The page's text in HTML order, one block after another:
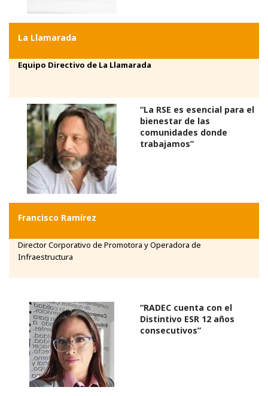
La Llamarada
Equipo Directivo de La Llamarada
“La RSE es esencial para el
bienestar de las
comunidades donde
trabajamos”
Francisco Ramírez
Director Corporativo de Promotora y Operadora de
Infraestructura
“RADEC cuenta con el
Distintivo ESR 12 años
consecutivos”